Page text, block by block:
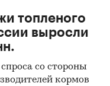
(World Bank).
Organization).
(Organization for
топленого
выросли
со стороны
кормов